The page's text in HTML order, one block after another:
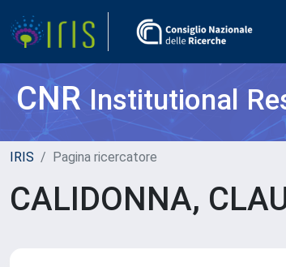
CNRInstitutional
IRIS Pagina ricercatore
CALIDONNA,